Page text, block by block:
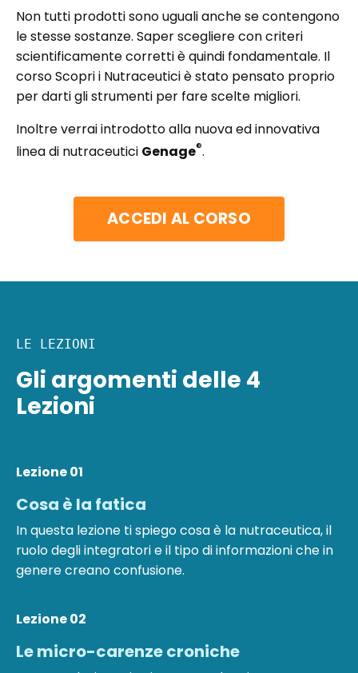
Non tutti prodotti sono uguali anche se contengono
le stesse sostanze. Saper scegliere con criteri
scientificamente corretti è quindi fondamentale. Il
corso Scopri i Nutraceutici è stato pensato proprio
per darti gli strumenti per fare scelte migliori.
Inoltre verrai introdotto alla nuova ed innovativa
linea di nutraceutici Genage®.
ACCEDI AL CORSO
LE LEZIONI
Gli argomenti delle 4
Lezioni
Lezione 01
Cosa è la fatica
In questa lezione ti spiego cosa è la nutraceutica, il
ruolo degli integratori e il tipo di informazioni che in
genere creano confusione.
Lezione 02
Le micro-carenze croniche